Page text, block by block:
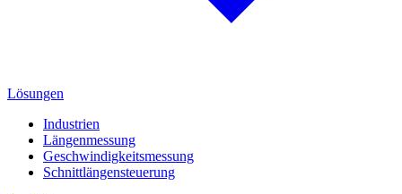
Lösungen
Industrien
Längenmessung
Geschwindigkeitsmessung
Schnittlängensteuerung